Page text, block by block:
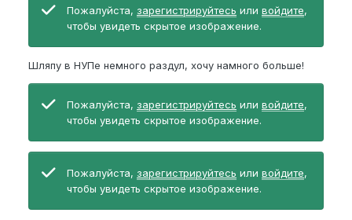
Пожалуйста, зарегистрируйтесь или войдите,
чтобы увидеть скрытое изображение.
Шляпу в НУПе немного раздул, хочу намного больше!
Пожалуйста, зарегистрируйтесь или войдите,
чтобы увидеть скрытое изображение.
Пожалуйста, зарегистрируйтесь или войдите,
чтобы увидеть скрытое изображение.